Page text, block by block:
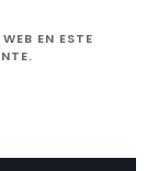
EN ESTE